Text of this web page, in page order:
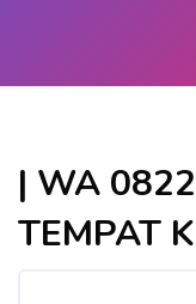
| WA
TEMPAT